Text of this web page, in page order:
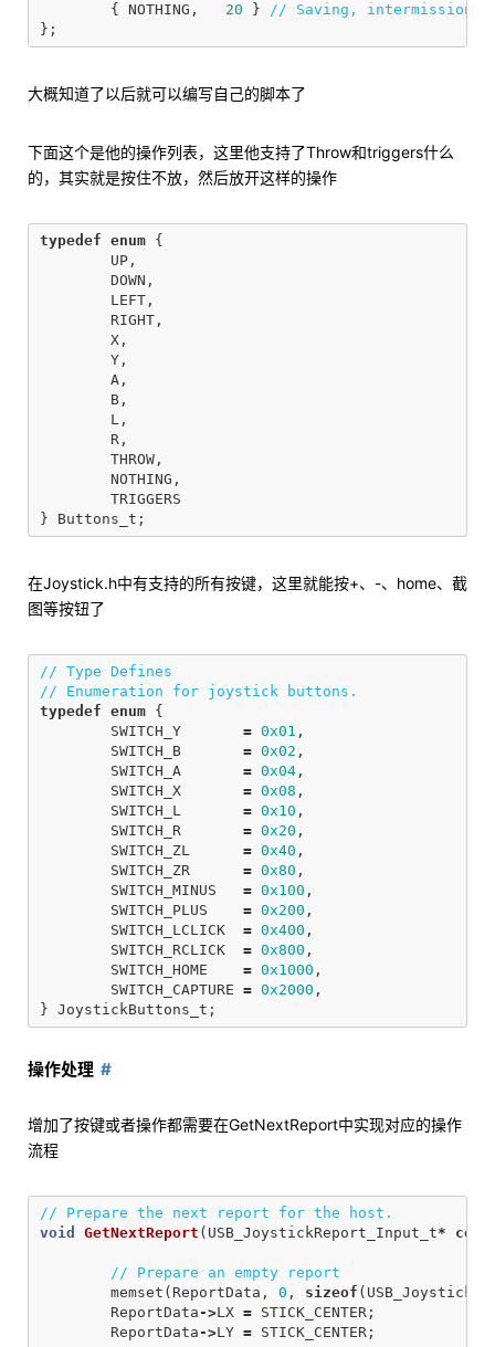
{
NOTHING , 20 }
// Saving, intermission
};
大概知道了以后就可以编写自己的脚本了
下面这个是他的操作列表，这里他支持了Throw和triggers什么
的，其实就是按住不放，然后放开这样的操作
typedef enum {
UP ,
DOWN ,
LEFT ,
RIGHT ,
X ,
Y ,
A ,
B ,
L ,
R ,
THROW ,
NOTHING ,
TRIGGERS
}
Buttons_t ;
在Joystick.h中有支持的所有按键，这里就能按+、-、home、截
图等按钮了
// Type Defines
// Enumeration for joystick buttons.
typedef enum {
SWITCH_Y
= 0x01 ,
SWITCH_B
= 0x02 ,
SWITCH_A
= 0x04 ,
SWITCH_X
= 0x08 ,
SWITCH_L
= 0x10 ,
SWITCH_R
= 0x20 ,
SWITCH_ZL
= 0x40 ,
SWITCH_ZR
= 0x80 ,
SWITCH_MINUS
= 0x100 ,
SWITCH_PLUS
= 0x200 ,
SWITCH_LCLICK
= 0x400 ,
SWITCH_RCLICK
= 0x800 ,
SWITCH_HOME
= 0x1000 ,
SWITCH_CAPTURE = 0x2000 ,
} JoystickButtons_t ;
操作处理
增加了按键或者操作都需要在GetNextReport中实现对应的操作
流程
// Prepare the next report for the host.
void
GetNextReport ( USB_JoystickReport_Input_t*
// Prepare an empty report
memset ( ReportData , 0 , sizeof (
ReportData ->LX = STICK_CENTER ;
ReportData ->LY = STICK_CENTER ;